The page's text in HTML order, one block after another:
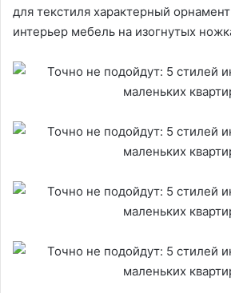
для текстиля характерный
интерьер мебель на изогнутых